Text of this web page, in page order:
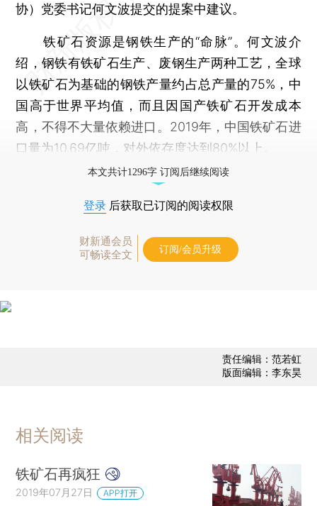
协）党委书记何文波提交的提案中建议。
铁矿石资源是钢铁生产的“命脉”。何文波介
绍，钢铁有铁矿石生产、废钢生产两种工艺，全球
以铁矿石为基础的钢铁产量约占总产量的75%，中
国高于世界平均值，而且因国产铁矿石开发成本
高，不得不大量依赖进口。2019年，中国铁矿石进
口量为10.69亿吨，对外依存度达到80%以上。
本文共计1296字 订阅后继续阅读
登录 后获取已订阅的阅读权限
财新通会员
可畅读全文
订阅/会员升级
责任编辑：范若虹
版面编辑：李东昊
相关阅读
铁矿石再疯狂
2019年07月27日 APP打开